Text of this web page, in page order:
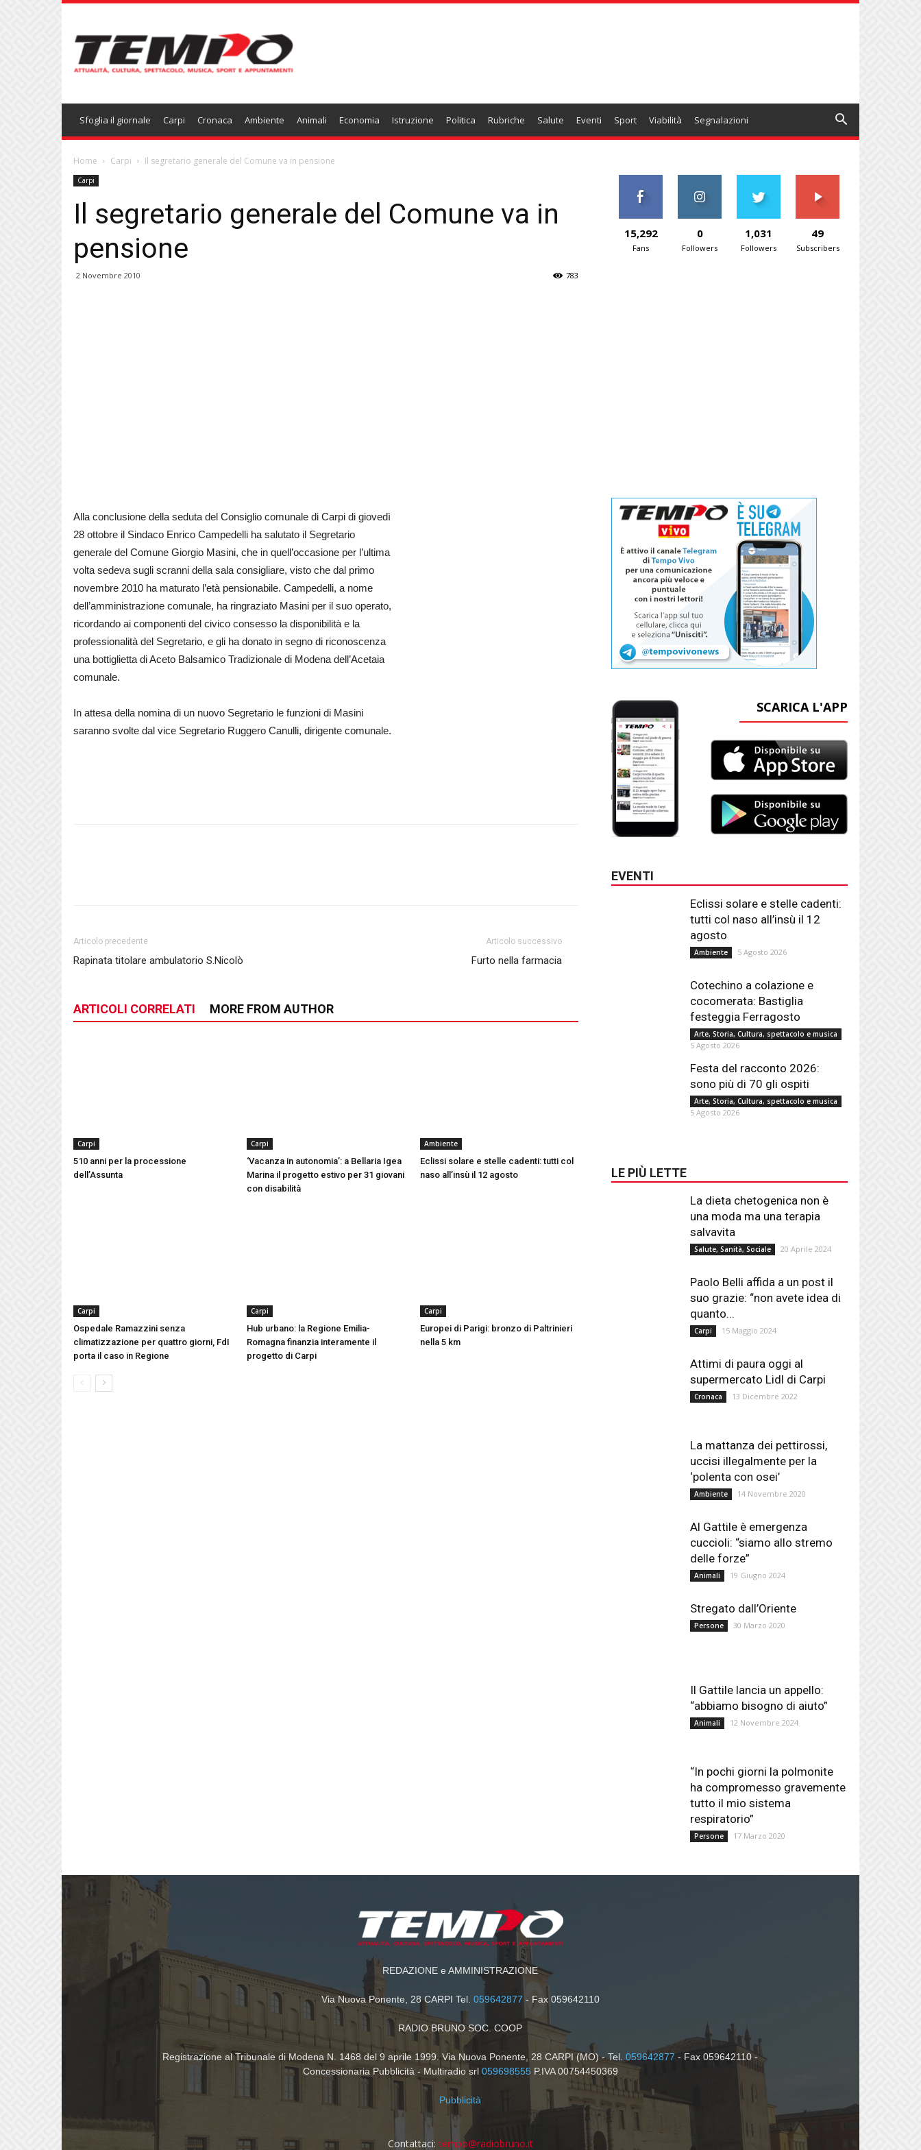
Sfoglia il giornale Carpi Cronaca Ambiente Animali Economia Istruzione Politica Rubriche Salute Eventi Sport Viabilità Segnalazioni
Home Carpi Il segretario generale del Comune va in pensione
Carpi
Il segretario generale del Comune va in
pensione
2 Novembre 2010 783
Alla conclusione della seduta del Consiglio comunale di Carpi di giovedì
28 ottobre il Sindaco Enrico Campedelli ha salutato il Segretario
generale del Comune Giorgio Masini, che in quell’occasione per l’ultima
volta sedeva sugli scranni della sala consigliare, visto che dal primo
novembre 2010 ha maturato l’età pensionabile. Campedelli, a nome
dell’amministrazione comunale, ha ringraziato Masini per il suo operato,
ricordando ai componenti del civico consesso la disponibilità e la
professionalità del Segretario, e gli ha donato in segno di riconoscenza
una bottiglietta di Aceto Balsamico Tradizionale di Modena dell’Acetaia
comunale.
In attesa della nomina di un nuovo Segretario le funzioni di Masini
saranno svolte dal vice Segretario Ruggero Canulli, dirigente comunale.
Articolo precedente
Rapinata titolare ambulatorio S.Nicolò
Articolo successivo
Furto nella farmacia
ARTICOLI CORRELATI MORE FROM AUTHOR
Carpi
510 anni per la processione
dell’Assunta
Carpi
‘Vacanza in autonomia’: a Bellaria Igea
Marina il progetto estivo per 31 giovani
con disabilità
Ambiente
Eclissi solare e stelle cadenti: tutti col
naso all’insù il 12 agosto
Carpi
Ospedale Ramazzini senza
climatizzazione per quattro giorni, FdI
porta il caso in Regione
Carpi
Hub urbano: la Regione Emilia-
Romagna finanzia interamente il
progetto di Carpi
Carpi
Europei di Parigi: bronzo di Paltrinieri
nella 5 km
15,292
Fans
0
Followers
1,031
Followers
49
Subscribers
SCARICA L'APP
EVENTI
Eclissi solare e stelle cadenti:
tutti col naso all’insù il 12
agosto
Ambiente 5 Agosto 2026
Cotechino a colazione e
cocomerata: Bastiglia
festeggia Ferragosto
Arte, Storia, Cultura, spettacolo e musica
5 Agosto 2026
Festa del racconto 2026:
sono più di 70 gli ospiti
Arte, Storia, Cultura, spettacolo e musica
5 Agosto 2026
LE PIÙ LETTE
La dieta chetogenica non è
una moda ma una terapia
salvavita
Salute, Sanità, Sociale 20 Aprile 2024
Paolo Belli affida a un post il
suo grazie: “non avete idea di
quanto...
Carpi 15 Maggio 2024
Attimi di paura oggi al
supermercato Lidl di Carpi
Cronaca 13 Dicembre 2022
La mattanza dei pettirossi,
uccisi illegalmente per la
‘polenta con osei’
Ambiente 14 Novembre 2020
Al Gattile è emergenza
cuccioli: “siamo allo stremo
delle forze”
Animali 19 Giugno 2024
Stregato dall’Oriente
Persone 30 Marzo 2020
Il Gattile lancia un appello:
“abbiamo bisogno di aiuto”
Animali 12 Novembre 2024
“In pochi giorni la polmonite
ha compromesso gravemente
tutto il mio sistema
respiratorio”
Persone 17 Marzo 2020
REDAZIONE e AMMINISTRAZIONE
Via Nuova Ponente, 28 CARPI Tel. 059642877 - Fax 059642110
RADIO BRUNO SOC. COOP
Registrazione al Tribunale di Modena N. 1468 del 9 aprile 1999. Via Nuova Ponente, 28 CARPI (MO) - Tel.059642877 - Fax 059642110 -
Concessionaria Pubblicità - Multiradio srl 059698555P.IVA 00754450369
Pubblicità
Contattaci: tempo@radiobruno.it